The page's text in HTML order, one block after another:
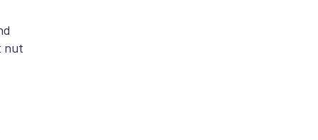
nut